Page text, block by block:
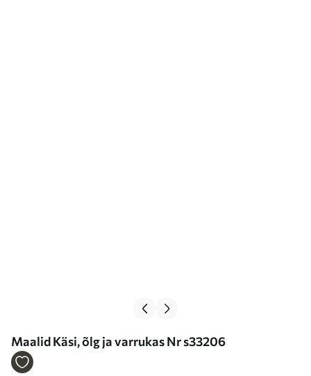
Maalid Käsi, õlg ja varrukas Nr s33206